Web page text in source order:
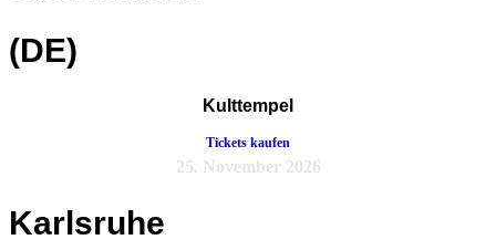
(DE)
Kulttempel
Tickets kaufen
25. November 2026
Karlsruhe